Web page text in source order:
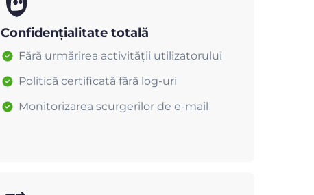
Confidențialitate totală
Fără urmărirea activității utilizatorului
Politică certificată fără log-uri
Monitorizarea scurgerilor de e-mail